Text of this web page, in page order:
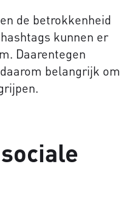
de betrokkenheid
kunnen er
Daarentegen
belangrijk om